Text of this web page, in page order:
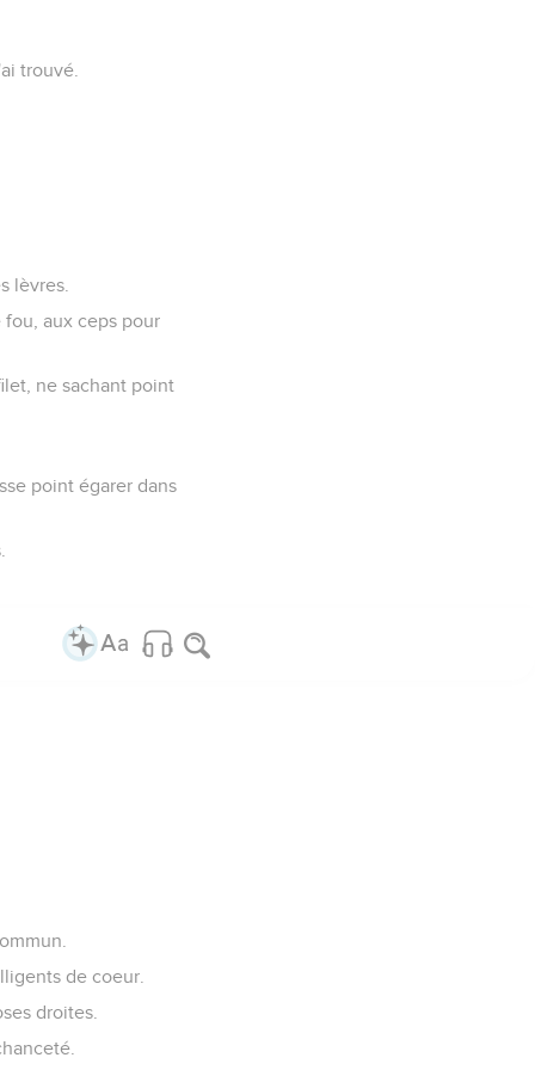
trouvé.
lèvres.
aux ceps pour
ne sachant point
point égarer dans
de coeur.
droites.